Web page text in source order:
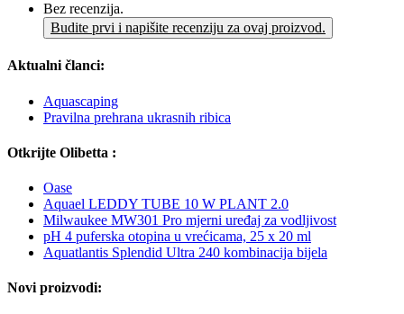
Bez recenzija.
Budite prvi i napišite recenziju za ovaj proizvod.
Aktualni članci:
Aquascaping
Pravilna prehrana ukrasnih ribica
Otkrijte Olibetta :
Oase
Aquael LEDDY TUBE 10 W PLANT 2.0
Milwaukee MW301 Pro mjerni uređaj za vodljivost
pH 4 puferska otopina u vrećicama, 25 x 20 ml
Aquatlantis Splendid Ultra 240 kombinacija bijela
Novi proizvodi: